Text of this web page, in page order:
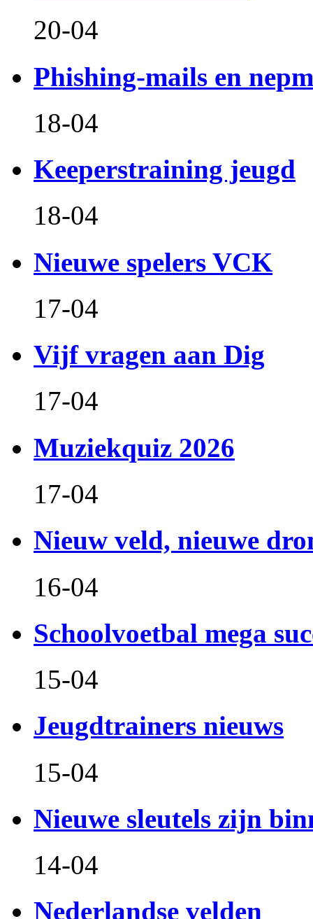
20-04
Phishing-mails en
18-04
Keeperstraining jeugd
18-04
Nieuwe spelers VCK
17-04
Vijf vragen aan Dig
17-04
Muziekquiz 2026
17-04
Nieuw veld, nieuwe
16-04
Schoolvoetbal mega
15-04
Jeugdtrainers nieuws
15-04
Nieuwe sleutels zijn
14-04
Nederlandse velden